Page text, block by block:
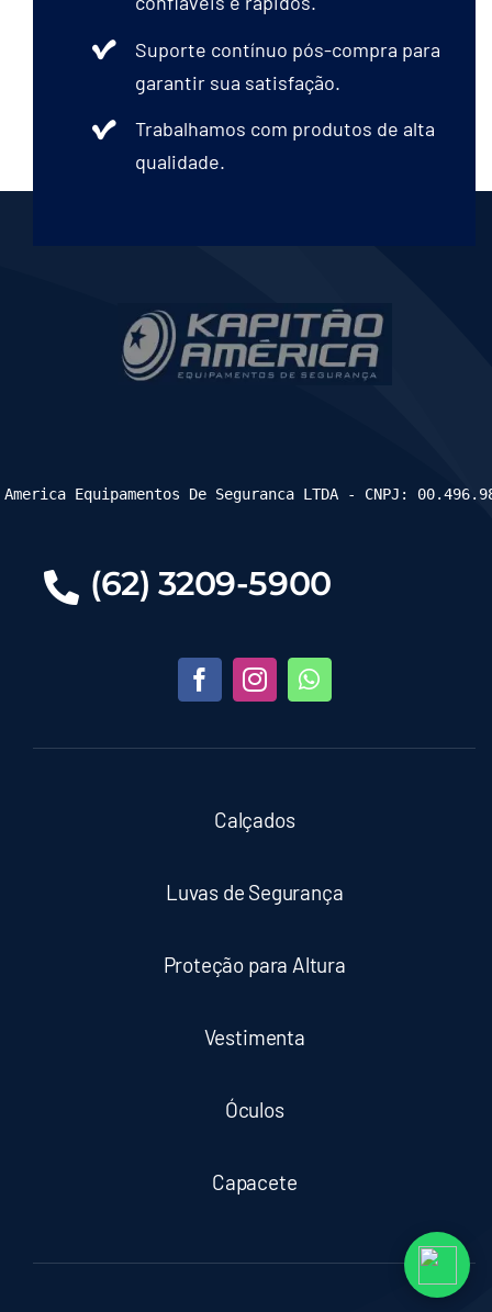
Suporte contínuo pós-compra para
garantir sua satisfação.
Trabalhamos com produtos de alta
qualidade.
(62) 3209-5900
Calçados
Luvas de Segurança
Proteção para Altura
Vestimenta
Óculos
Capacete
Equipamentos De Seguranca LTDA - CNPJ: